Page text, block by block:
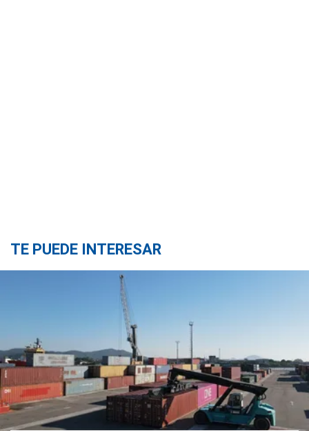
TE PUEDE INTERESAR